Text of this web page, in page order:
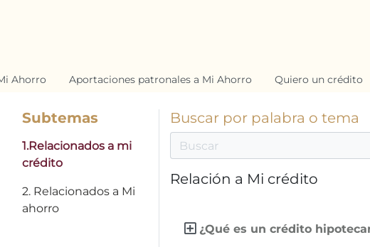
Ahorro Aportaciones patronales a Mi Ahorro Quiero un crédito
Subtemas
1.Relacionados a mi
crédito
2. Relacionados a Mi
ahorro
Buscar por palabra o tema
Relación a Mi crédito
¿Qué es un crédito